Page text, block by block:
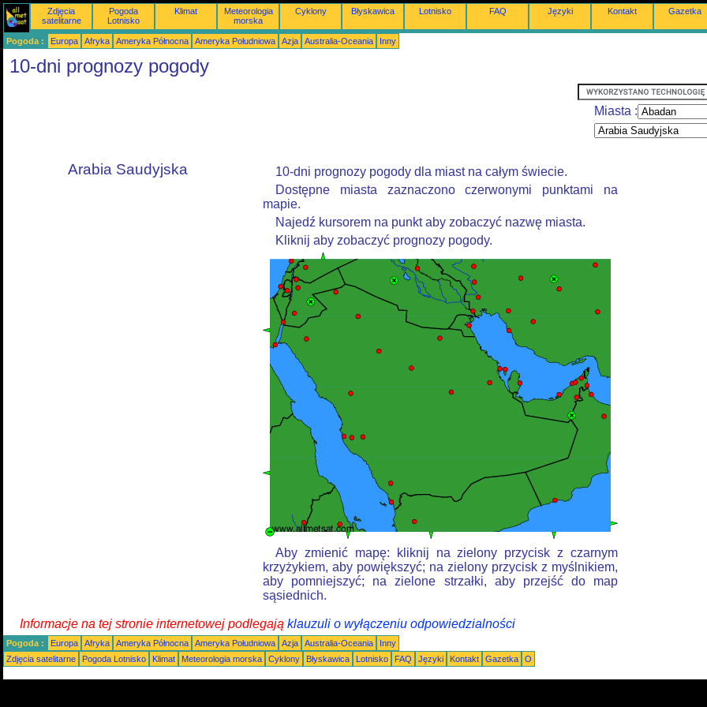
Zdjęcia
satelitarne
Pogoda
Lotnisko
Klimat
Meteorologia
morska
Cyklony Błyskawica Lotnisko FAQ Języki Kontakt Gazetka
Pogoda : Europa Afryka Ameryka Północna Ameryka Południowa Azja Australia-Oceania Inny
10-dni prognozy pogody
Miasta :
Arabia Saudyjska
10-dni prognozy pogody dla miast na całym świecie.
Dostępne miasta zaznaczono czerwonymi punktami na
mapie.
Najedź kursorem na punkt aby zobaczyć nazwę miasta.
Kliknij aby zobaczyć prognozy pogody.
Aby zmienić mapę: kliknij na zielony przycisk z czarnym
krzyżykiem, aby powiększyć; na zielony przycisk z myślnikiem,
aby pomniejszyć; na zielone strzałki, aby przejść do map
sąsiednich.
Informacje na tej stronie internetowej podlegają klauzuli o wyłączeniu odpowiedzialności
Pogoda : Europa Afryka Ameryka Północna Ameryka Południowa Azja Australia-Oceania
Inny
Zdjęcia satelitarne
Pogoda Lotnisko Klimat Meteorologia morska Cyklony Błyskawica Lotnisko FAQ Języki Kontakt Gazetka O